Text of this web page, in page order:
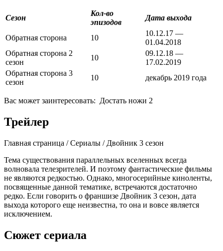
Сезон
Кол-во
эпизодов
Дата выхода
Обратная сторона 10
10.12.17 —
01.04.2018
Обратная сторона 2
сезон
10
09.12.18 —
17.02.2019
Обратная сторона 3
сезон
10 декабрь 2019 года
Вас может заинтересовать: Достать ножи 2
Трейлер
Главная страница / Сериалы / Двойник 3 сезон
Тема существования параллельных вселенных всегда
волновала телезрителей. И поэтому фантастические фильмы
не являются редкостью. Однако, многосерийные киноленты,
посвященные данной тематике, встречаются достаточно
редко. Если говорить о франшизе Двойник 3 сезон, дата
выхода которого еще неизвестна, то она и вовсе является
исключением.
Сюжет сериала